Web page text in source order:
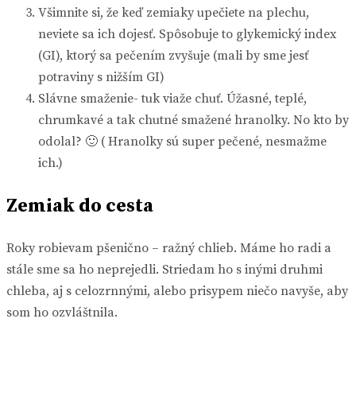
Všimnite si, že keď zemiaky upečiete na plechu,
neviete sa ich dojesť. Spôsobuje to glykemický index
(GI), ktorý sa pečením zvyšuje (mali by sme jesť
potraviny s nižším GI)
Slávne smaženie- tuk viaže chuť. Úžasné, teplé,
chrumkavé a tak chutné smažené hranolky. No kto by
odolal? 🙂 ( Hranolky sú super pečené, nesmažme
ich.)
Zemiak do cesta
Roky robievam pšenično – ražný chlieb. Máme ho radi a
stále sme sa ho neprejedli. Striedam ho s inými druhmi
chleba, aj s celozrnnými, alebo prisypem niečo navyše, aby
som ho ozvláštnila.